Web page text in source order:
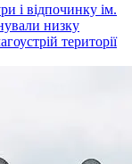
і відпочинку ім.
низку
території